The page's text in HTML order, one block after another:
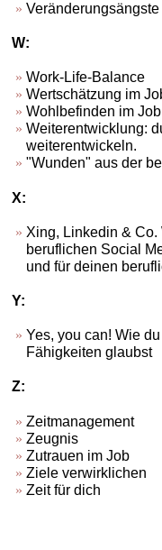
W:
Work-Life-Balance
Wertschätzung im
Wohlbefinden im
Weiterentwicklung:
weiterentwickeln.
"Wunden" aus der
X:
Xing, Linkedin &
beruflichen Social
und für deinen
Y:
Yes, you can! Wie
Fähigkeiten glaubst
Z:
Zeitmanagement
Zeugnis
Zutrauen im Job
Ziele verwirklichen
Zeit für dich